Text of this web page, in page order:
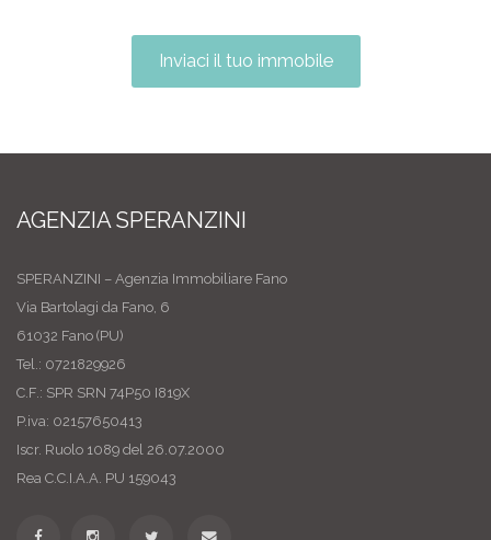
Inviaci il tuo immobile
AGENZIA SPERANZINI
SPERANZINI – Agenzia Immobiliare Fano
Via Bartolagi da Fano, 6
61032 Fano (PU)
Tel.: 0721829926
C.F.: SPR SRN 74P50 I819X
P.iva: 02157650413
Iscr. Ruolo 1089 del 26.07.2000
Rea C.C.I.A.A. PU 159043